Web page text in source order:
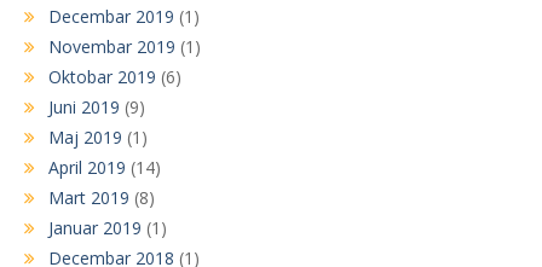
Decembar 2019 (1)
Novembar 2019 (1)
Oktobar 2019 (6)
Juni 2019 (9)
Maj 2019 (1)
April 2019 (14)
Mart 2019 (8)
Januar 2019 (1)
Decembar 2018 (1)